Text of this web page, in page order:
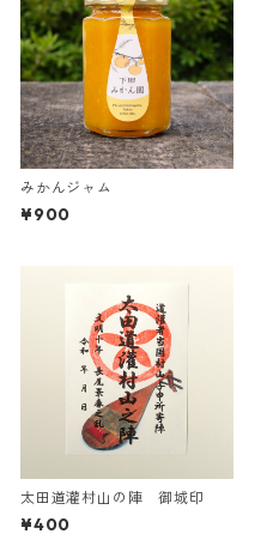
みかんジャム
¥900
太田道灌村山の陣 御城印
¥400